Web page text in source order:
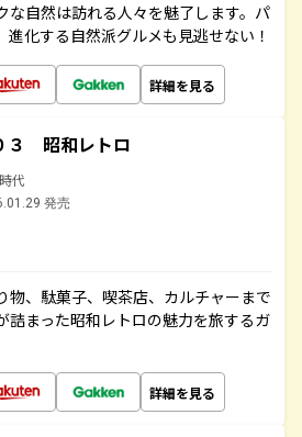
な自然は訪れる人々を魅了します。パ
進化する自然派グルメも見逃せない！
詳細を見る
３ 昭和レトロ
代
発売
物、駄菓子、喫茶店、カルチャーまで
詰まった昭和レトロの魅力を旅するガ
詳細を見る